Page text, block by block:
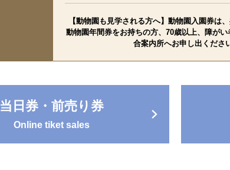
【動物園も見学される方へ】動物園入園券は
動物園年間券をお持ちの方、70歳以上、障が
合案内所へお申し出くださ
当日券・前売り券
Online tiket sales